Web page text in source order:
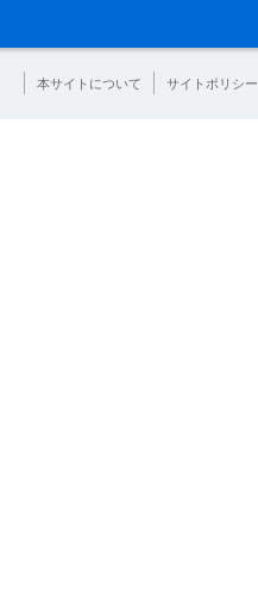
本サイトについて サイトポリシー